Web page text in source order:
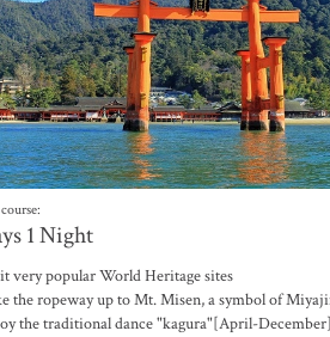
1 Night
very popular World Heritage sites
the ropeway up to Mt. Misen, a symbol of
the traditional dance "kagura"[April-December]